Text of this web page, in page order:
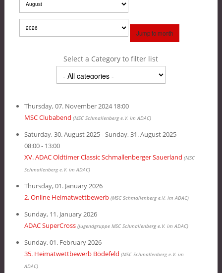
Jump to month
Select a Category to filter list
Thursday, 07. November 2024 18:00
MSC Clubabend (MSC Schmallenberg e.V. im ADAC)
Saturday, 30. August 2025 - Sunday, 31. August 2025
08:00 - 13:00
XV. ADAC Oldtimer Classic Schmallenberger Sauerland (MSC
Schmallenberg e.V. im ADAC)
Thursday, 01. January 2026
2. Online Heimatwettbewerb (MSC Schmallenberg e.V. im ADAC)
Sunday, 11. January 2026
ADAC SuperCross (Jugendgruppe MSC Schmallenberg e.V. im ADAC)
Sunday, 01. February 2026
35. Heimatwettbewerb Bödefeld (MSC Schmallenberg e.V. im
ADAC)